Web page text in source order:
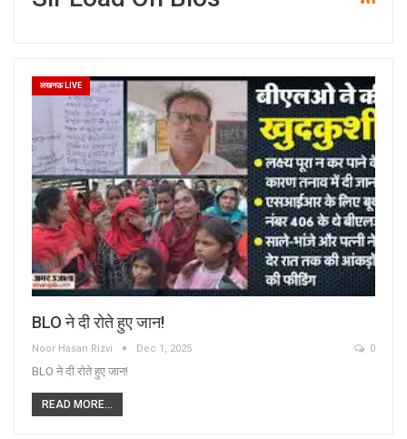
लखनऊ LIVE
BLO ने दी रोते हुए जान!
Noor Hasan Rizvi Dec 1, 2025 0
BLO ने दी रोते हुए जान!
READ MORE...